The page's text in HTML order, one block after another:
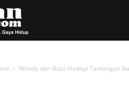
Woody dan Buzz Hadapi Tantangan